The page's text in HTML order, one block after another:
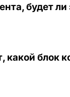
будет
какой